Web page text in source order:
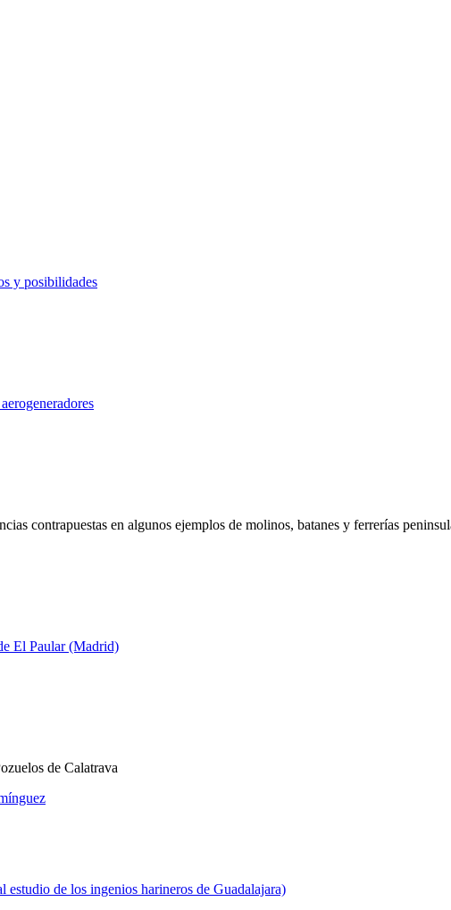
y posibilidades
contrapuestas en algunos ejemplos de molinos, batanes y ferrerías
El Paular (Madrid)
de Calatrava
de los ingenios harineros de Guadalajara)